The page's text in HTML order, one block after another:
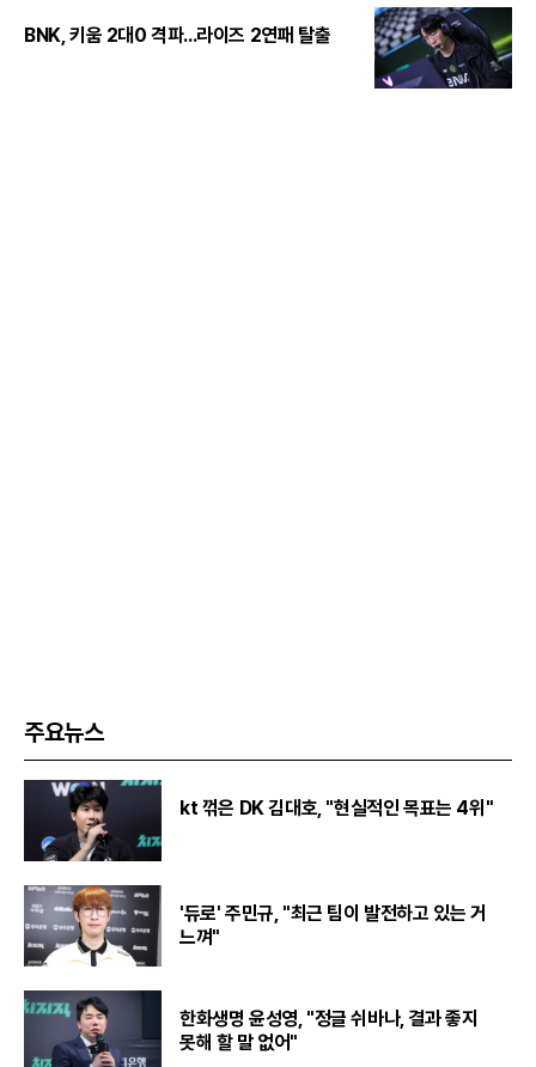
BNK, 키움 2대0 격파...라이즈 2연패 탈출
주요뉴스
kt 꺾은 DK 김대호, "현실적인 목표는 4위"
'듀로' 주민규, "최근 팀이 발전하고 있는 거
느껴"
한화생명 윤성영, "정글 쉬바나, 결과 좋지
못해 할 말 없어"